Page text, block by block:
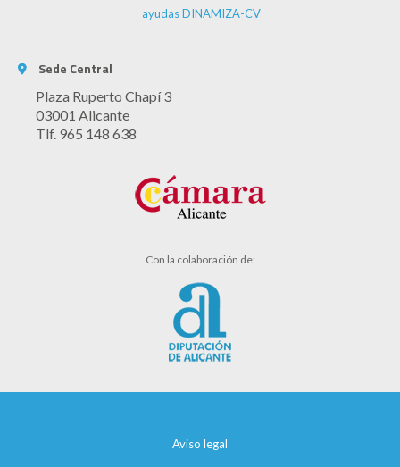
ayudas DINAMIZA-CV
Sede Central
Plaza Ruperto Chapí 3
03001 Alicante
Tlf. 965 148 638
Con la colaboración de:
Aviso legal